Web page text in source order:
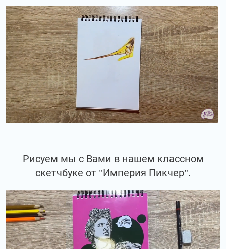
Рисуем мы с Вами в нашем классном
скетчбуке от "Империя Пикчер".